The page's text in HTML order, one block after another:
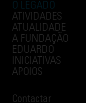
O LEGADO
ATIVIDADES
ATUALIDADE
A FUNDAÇÃO
EDUARDO
INICIATIVAS
APOIOS
Contactar